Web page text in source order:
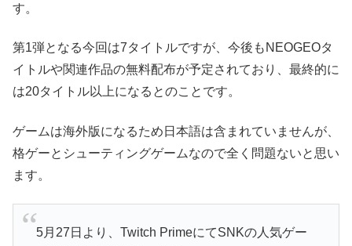
す。
第1弾となる今回は7タイトルですが、今後もNEOGEOタ
イトルや関連作品の無料配布が予定されており、最終的に
は20タイトル以上になるとのことです。
ゲームは海外版になるため日本語は含まれていませんが、
格ゲーとシューティングゲームなので全く問題ないと思い
ます。
5月27日より、Twitch PrimeにてSNKの人気ゲー